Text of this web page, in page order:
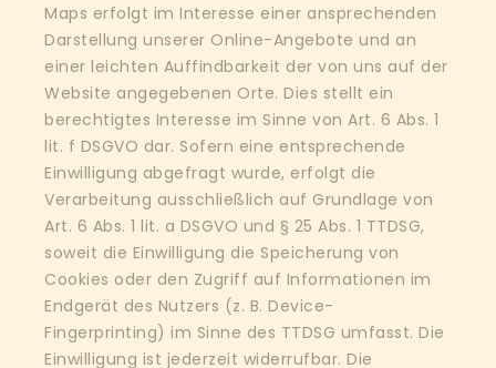
Maps erfolgt im Interesse einer ansprechenden
Darstellung unserer Online-Angebote und an
einer leichten Auffindbarkeit der von uns auf der
Website angegebenen Orte. Dies stellt ein
berechtigtes Interesse im Sinne von Art. 6 Abs. 1
lit. f DSGVO dar. Sofern eine entsprechende
Einwilligung abgefragt wurde, erfolgt die
Verarbeitung ausschließlich auf Grundlage von
Art. 6 Abs. 1 lit. a DSGVO und § 25 Abs. 1 TTDSG,
soweit die Einwilligung die Speicherung von
Cookies oder den Zugriff auf Informationen im
Endgerät des Nutzers (z. B. Device-
Fingerprinting) im Sinne des TTDSG umfasst. Die
Einwilligung ist jederzeit widerrufbar. Die